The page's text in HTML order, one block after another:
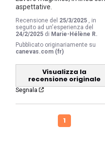
aspettative.
Recensione del 25/3/2025
, in
seguito ad un'esperienza del
24/2/2025 di Marie-Hélène R.
Pubblicato originariamente su
canevas.com (fr)
Visualizza la
recensione originale
Segnala
1